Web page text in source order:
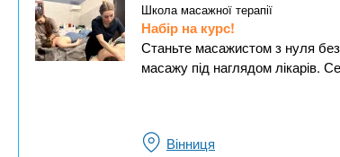
Школа масажної терапії
Набір на курс!
Станьте масажистом з нуля без
масажу під наглядом лікарів.
Вінниця